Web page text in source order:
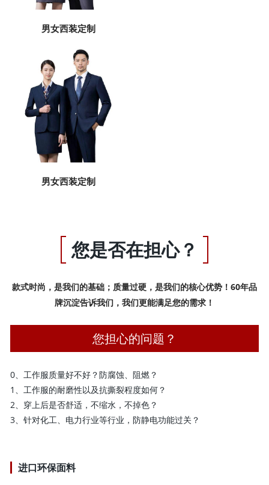
男女西装定制
男女西装定制
您是否在担心？
款式时尚，是我们的基础；质量过硬，是我们的核心优势！60年品
牌沉淀告诉我们，我们更能满足您的需求！
您担心的问题？
0、工作服质量好不好？防腐蚀、阻燃？
1、工作服的耐磨性以及抗撕裂程度如何？
2、穿上后是否舒适，不缩水，不掉色？
3、针对化工、电力行业等行业，防静电功能过关？
进口环保面料